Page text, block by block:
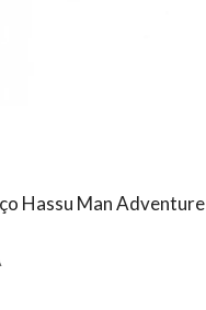
Hassu Man Adventure